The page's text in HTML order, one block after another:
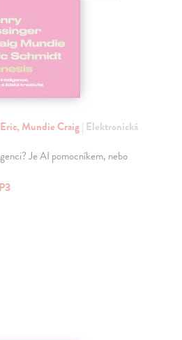
Mundie Craig| Elektronická
Je AI pomocníkem, nebo